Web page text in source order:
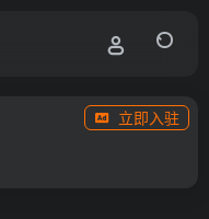
立即入驻